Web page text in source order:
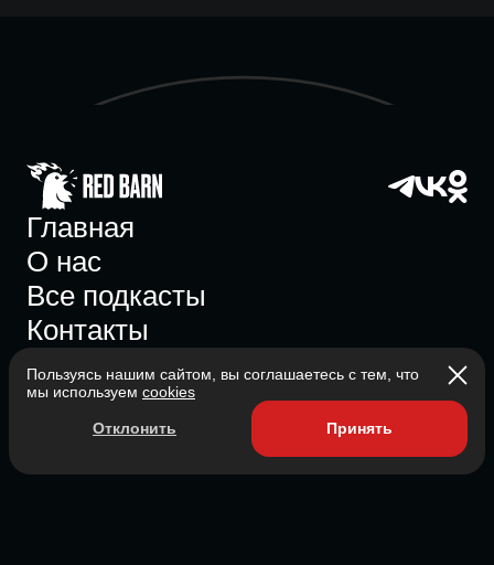
Главная
О нас
Все подкасты
Контакты
Состоит в ассоциации с 2023
Пользуясь нашим сайтом, вы соглашаетесь с тем, что
мы используем cookies
Отклонить Принять